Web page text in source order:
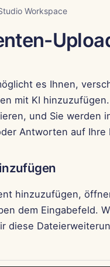
Workspace
es Ihnen,
mit KI
und Sie werden
Antworten auf
hinzuzufügen,
dem Eingabefeld.
diese